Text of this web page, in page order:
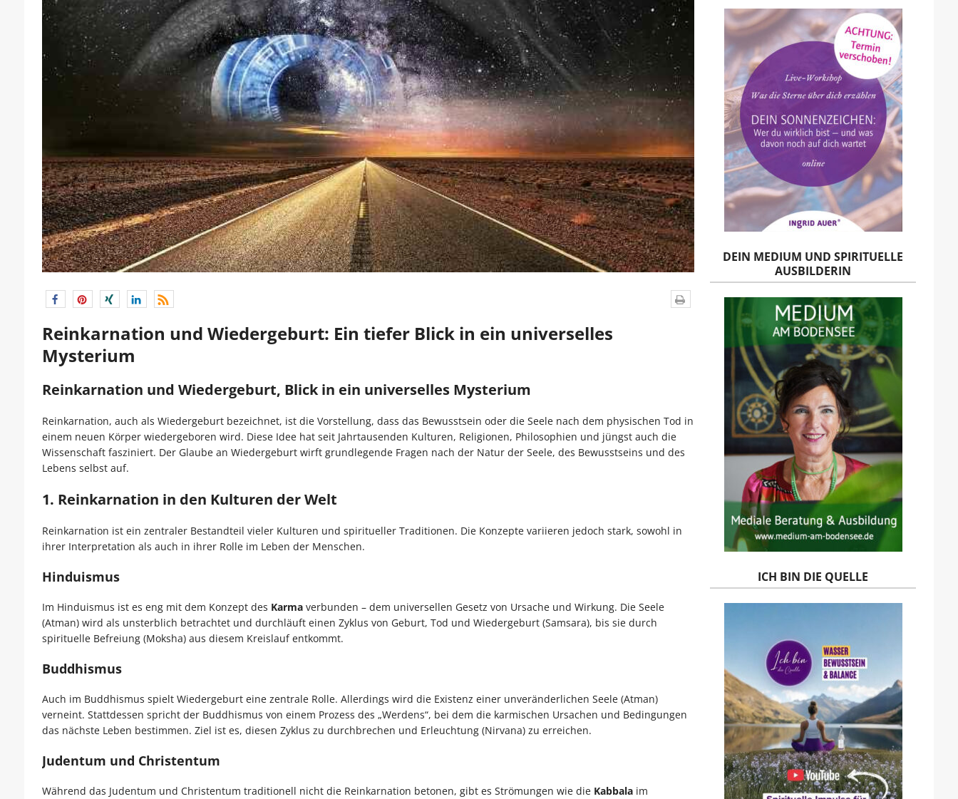
Reinkarnation und Wiedergeburt: Ein tiefer Blick in ein universelles
Mysterium
Reinkarnation und Wiedergeburt, Blick in ein universelles Mysterium
Reinkarnation, auch als Wiedergeburt bezeichnet, ist die Vorstellung, dass das Bewusstsein oder die Seele nach dem physischen Tod in
einem neuen Körper wiedergeboren wird. Diese Idee hat seit Jahrtausenden Kulturen, Religionen, Philosophien und jüngst auch die
Wissenschaft fasziniert. Der Glaube an Wiedergeburt wirft grundlegende Fragen nach der Natur der Seele, des Bewusstseins und des
Lebens selbst auf.
1. Reinkarnation in den Kulturen der Welt
Reinkarnation ist ein zentraler Bestandteil vieler Kulturen und spiritueller Traditionen. Die Konzepte variieren jedoch stark, sowohl in
ihrer Interpretation als auch in ihrer Rolle im Leben der Menschen.
Hinduismus
Im Hinduismus ist es eng mit dem Konzept des Karmaverbunden – dem universellen Gesetz von Ursache und Wirkung. Die Seele
(Atman) wird als unsterblich betrachtet und durchläuft einen Zyklus von Geburt, Tod und Wiedergeburt (Samsara), bis sie durch
spirituelle Befreiung (Moksha) aus diesem Kreislauf entkommt.
Buddhismus
Auch im Buddhismus spielt Wiedergeburt eine zentrale Rolle. Allerdings wird die Existenz einer unveränderlichen Seele (Atman)
verneint. Stattdessen spricht der Buddhismus von einem Prozess des „Werdens“, bei dem die karmischen Ursachen und Bedingungen
das nächste Leben bestimmen. Ziel ist es, diesen Zyklus zu durchbrechen und Erleuchtung (Nirvana) zu erreichen.
Judentum und Christentum
Während das Judentum und Christentum traditionell nicht die Reinkarnation betonen, gibt es Strömungen wie die Kabbalaim
DEIN MEDIUM UND SPIRITUELLE
AUSBILDERIN
ICH BIN DIE QUELLE